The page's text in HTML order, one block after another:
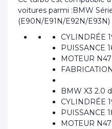
voitures parmi :BMW
(E90N/E91N/E92N/E93N)
CYLINDRÉE
PUISSANCE
MOTEUR
BMW X3 2.0
CYLINDRÉE
PUISSANCE
MOTEUR